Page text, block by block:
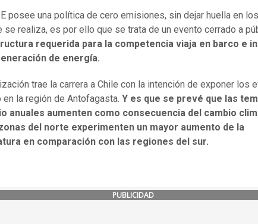
posee una política de cero emisiones, sin dejar huella en
se realiza, es por ello que se trata de un evento cerrado a
requerida para la competencia viaja en barco e
de energía.
trae la carrera a Chile con la intención de exponer los
la región de Antofagasta. Y es que se prevé que las
anuales aumenten como consecuencia del cambio
del norte experimenten un mayor aumento de la
en comparación con las regiones del sur.
PUBLICIDAD